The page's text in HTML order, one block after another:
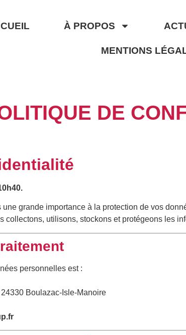
À PROPOS
MENTIONS
DE
une grande importance à la protection de vos
collectons, utilisons, stockons et protégeons les
personnelles est :
Boulazac-Isle-Manoire